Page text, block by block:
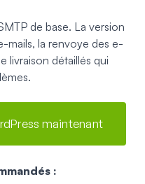
de base. La version
mails, la renvoye des e-
livraison détaillés qui
maintenant
: